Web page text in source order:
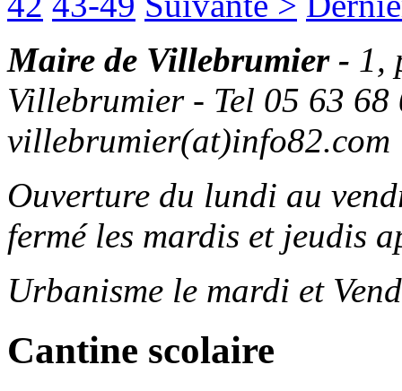
Maire de Villebrumier - 1,
Villebrumier - Tel 05 63
villebrumier(at)info82.com
Ouverture du lundi au
fermé les mardis et jeudis
Urbanisme le mardi et
Cantine scolaire